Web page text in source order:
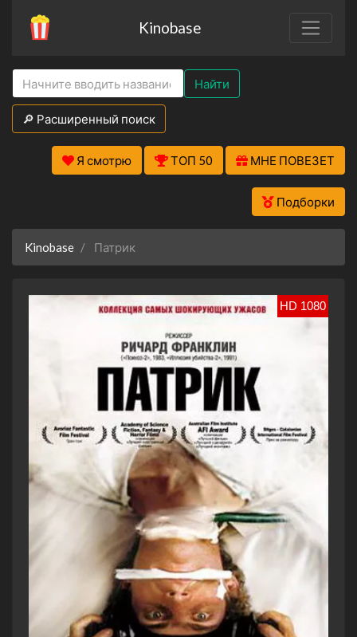
Kinobase
Найти
🔎 Расширенный поиск
Я смотрю ТОП 50 МНЕ ПОВЕЗЕТ
Подборки
Kinobase Патрик
HD 1080